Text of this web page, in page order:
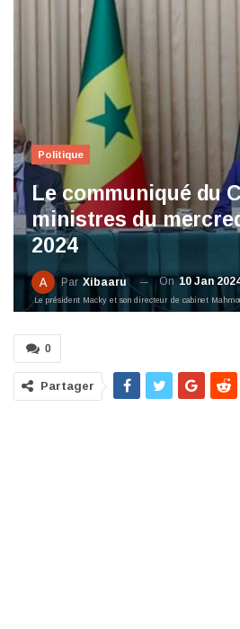
Politique
Le communiqué du
ministres du
2024
Par Xibaaru On10 Jan
Le président Macky et son directeur de cabinet
0
Partager